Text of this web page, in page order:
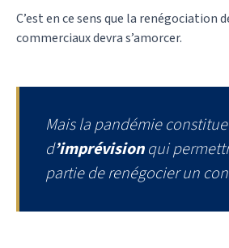
C’est en ce sens que la renégociation
commerciaux devra s’amorcer.
Mais la pandémie
d’imprévisionqui
partie de renégocier un